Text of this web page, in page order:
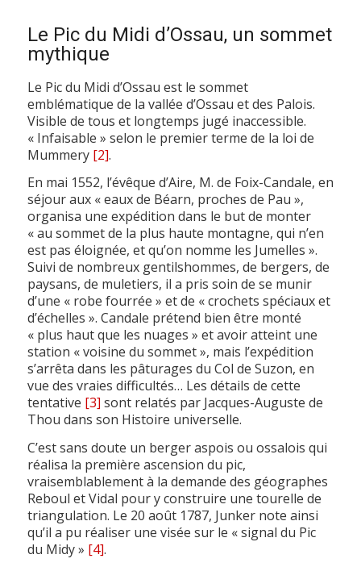
Le Pic du Midi d’Ossau, un sommet
mythique
Le Pic du Midi d’Ossau est le sommet
emblématique de la vallée d’Ossau et des Palois.
Visible de tous et longtemps jugé inaccessible.
« Infaisable » selon le premier terme de la loi de
Mummery [2].
En mai 1552, l’évêque d’Aire, M. de Foix-Candale, en
séjour aux « eaux de Béarn, proches de Pau »,
organisa une expédition dans le but de monter
« au sommet de la plus haute montagne, qui n’en
est pas éloignée, et qu’on nomme les Jumelles ».
Suivi de nombreux gentilshommes, de bergers, de
paysans, de muletiers, il a pris soin de se munir
d’une « robe fourrée » et de « crochets spéciaux et
d’échelles ». Candale prétend bien être monté
« plus haut que les nuages » et avoir atteint une
station « voisine du sommet », mais l’expédition
s’arrêta dans les pâturages du Col de Suzon, en
vue des vraies difficultés… Les détails de cette
tentative [3] sont relatés par Jacques-Auguste de
Thou dans son Histoire universelle.
C’est sans doute un berger aspois ou ossalois qui
réalisa la première ascension du pic,
vraisemblablement à la demande des géographes
Reboul et Vidal pour y construire une tourelle de
triangulation. Le 20 août 1787, Junker note ainsi
qu’il a pu réaliser une visée sur le « signal du Pic
du Midy » [4].